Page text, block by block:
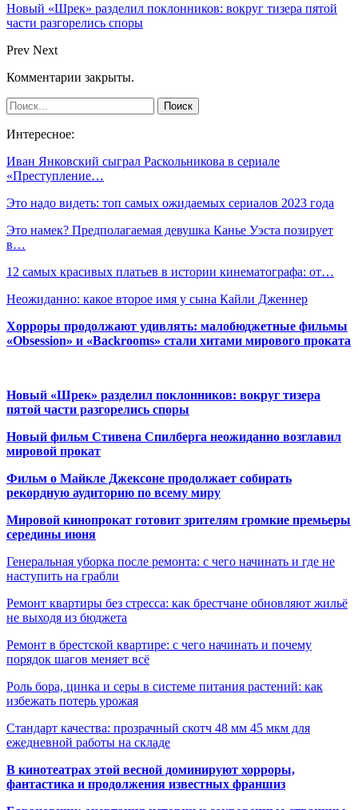
Новый «Шрек» разделил поклонников: вокруг тизера пятой
части разгорелись споры
Prev Next
Комментарии закрыты.
Интересное:
Иван Янковский сыграл Раскольникова в сериале
«Преступление…
Это надо видеть: топ самых ожидаемых сериалов 2023 года
Это намек? Предполагаемая девушка Канье Уэста позирует
в…
12 самых красивых платьев в истории кинематографа: от…
Неожиданно: какое второе имя у сына Кайли Дженнер
Хорроры продолжают удивлять: малобюджетные фильмы
«Obsession» и «Backrooms» стали хитами мирового проката
Новый «Шрек» разделил поклонников: вокруг тизера
пятой части разгорелись споры
Новый фильм Стивена Спилберга неожиданно возглавил
мировой прокат
Фильм о Майкле Джексоне продолжает собирать
рекордную аудиторию по всему миру
Мировой кинопрокат готовит зрителям громкие премьеры
середины июня
Генеральная уборка после ремонта: с чего начинать и где не
наступить на грабли
Ремонт квартиры без стресса: как брестчане обновляют жильё
не выходя из бюджета
Ремонт в брестской квартире: с чего начинать и почему
порядок шагов меняет всё
Роль бора, цинка и серы в системе питания растений: как
избежать потерь урожая
Стандарт качества: прозрачный скотч 48 мм 45 мкм для
ежедневной работы на складе
В кинотеатрах этой весной доминируют хорроры,
фантастика и продолжения известных франшиз